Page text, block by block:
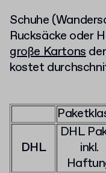
Schuhe
Rucksäcke oder
große Kartons
kostet d
DHL
DHL
inkl.